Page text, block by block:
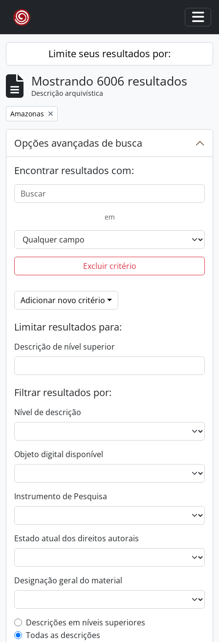
Skip to main content
Limite seus resultados por:
Mostrando 6006 resultados
Descrição arquivística
Remover filtro:
Amazonas
Opções avançadas de busca
Encontrar resultados com:
em
Excluir critério
Adicionar novo critério
Limitar resultados para:
Descrição de nível superior
Filtrar resultados por:
Nível de descrição
Objeto digital disponível
Instrumento de Pesquisa
Estado atual dos direitos autorais
Designação geral do material
Filtro de descrição de nível superior
Descrições em níveis superiores
Todas as descrições